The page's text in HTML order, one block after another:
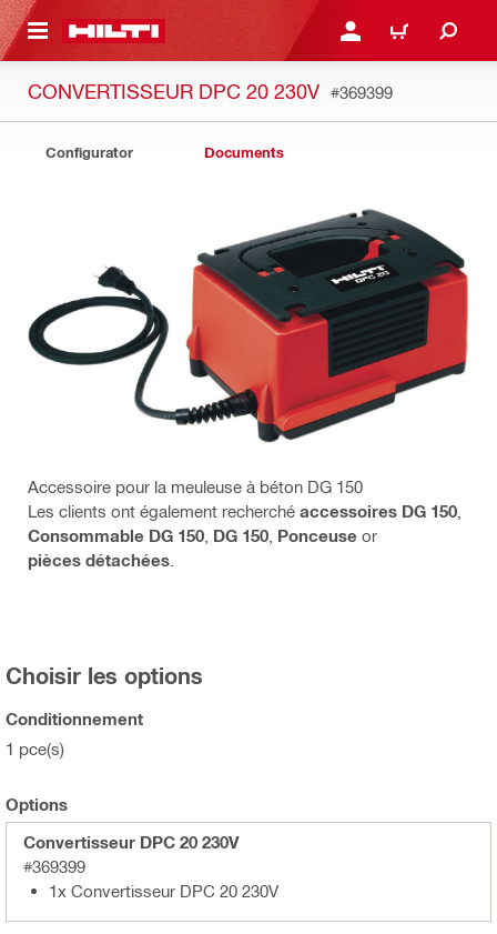
SE CONNECTER OU
PANIER
CONVERTISSEUR DPC 20 230V #369399
Configurator Documents
Accessoire pour la meuleuse à béton DG 150
Les clients ont également recherché accessoires DG 150
Consommable DG 150 DG 150 Ponceuse or
pièces détachées
Choisir les options
Conditionnement
1 pce(s)
Options
Convertisseur DPC 20 230V
#369399
1x Convertisseur DPC 20 230V